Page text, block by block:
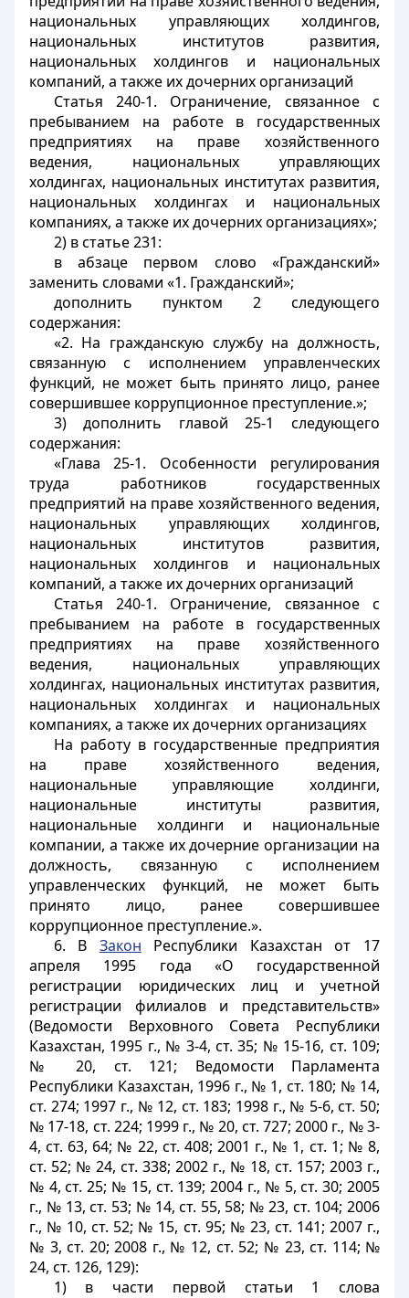
национальных управляющих холдингов,
национальных институтов развития,
национальных холдингов и национальных
компаний, а также их дочерних организаций
Статья 240-1. Ограничение, связанное с
пребыванием на работе в государственных
предприятиях на праве хозяйственного
ведения, национальных управляющих
холдингах, национальных институтах развития,
национальных холдингах и национальных
компаниях, а также их дочерних организациях»;
2) в статье 231:
в абзаце первом слово «Гражданский»
заменить словами «1. Гражданский»;
дополнить пунктом 2 следующего
содержания:
«2. На гражданскую службу на должность,
связанную с исполнением управленческих
функций, не может быть принято лицо, ранее
совершившее коррупционное преступление.»;
3) дополнить главой 25-1 следующего
содержания:
«Глава 25-1. Особенности регулирования
труда работников государственных
предприятий на праве хозяйственного ведения,
национальных управляющих холдингов,
национальных институтов развития,
национальных холдингов и национальных
компаний, а также их дочерних организаций
Статья 240-1. Ограничение, связанное с
пребыванием на работе в государственных
предприятиях на праве хозяйственного
ведения, национальных управляющих
холдингах, национальных институтах развития,
национальных холдингах и национальных
компаниях, а также их дочерних организациях
На работу в государственные предприятия
на праве хозяйственного ведения,
национальные управляющие холдинги,
национальные институты развития,
национальные холдинги и национальные
компании, а также их дочерние организации на
должность, связанную с исполнением
управленческих функций, не может быть
принято лицо, ранее совершившее
коррупционное преступление.».
6. В Закон Республики Казахстан от 17
апреля 1995 года «О государственной
регистрации юридических лиц и учетной
регистрации филиалов и представительств»
(Ведомости Верховного Совета Республики
Казахстан, 1995 г., № 3-4, ст. 35; № 15-16, ст. 109;
№ 20, ст. 121; Ведомости Парламента
Республики Казахстан, 1996 г., № 1, ст. 180; № 14,
ст. 274; 1997 г., № 12, ст. 183; 1998 г., № 5-6, ст. 50;
№ 17-18, ст. 224; 1999 г., № 20, ст. 727; 2000 г., № 3-
4, ст. 63, 64; № 22, ст. 408; 2001 г., № 1, ст. 1; № 8,
ст. 52; № 24, ст. 338; 2002 г., № 18, ст. 157; 2003 г.,
№ 4, ст. 25; № 15, ст. 139; 2004 г., № 5, ст. 30; 2005
г., № 13, ст. 53; № 14, ст. 55, 58; № 23, ст. 104; 2006
г., № 10, ст. 52; № 15, ст. 95; № 23, ст. 141; 2007 г.,
№ 3, ст. 20; 2008 г., № 12, ст. 52; № 23, ст. 114; №
24, ст. 126, 129):
1) в части первой статьи 1 слова